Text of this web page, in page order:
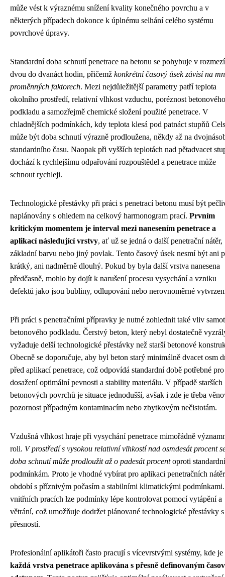
může vést k výraznému snížení kvality konečného povrchu a v
některých případech dokonce k úplnému selhání celého systému
povrchové úpravy.
Standardní doba schnutí penetrace na betonu se pohybuje v
dvou do dvanáct hodin, přičemž konkrétní časový úsek závisí na
proměnných faktorech. Mezi nejdůležitější parametry patří teplota
okolního prostředí, relativní vlhkost vzduchu, poréznost betonového
podkladu a samozřejmě chemické složení použité penetrace. V
chladnějších podmínkách, kdy teplota klesá pod patnáct stupňů
může být doba schnutí výrazně prodloužena, někdy až na
standardního času. Naopak při vyšších teplotách nad pětadvacet
dochází k rychlejšímu odpařování rozpouštědel a penetrace může
schnout rychleji.
Technologické přestávky při práci s penetrací betonu musí být
naplánovány s ohledem na celkový harmonogram prací. Prvním
kritickým momentem je interval mezi nanesením penetrace a
aplikací následující vrstvy, ať už se jedná o další penetrační nátěr,
základní barvu nebo jiný povlak. Tento časový úsek nesmí být ani
krátký, ani nadměrně dlouhý. Pokud by byla další vrstva nanesena
předčasně, mohlo by dojít k narušení procesu vysychání a vzniku
defektů jako jsou bubliny, odlupování nebo nerovnoměrné
Při práci s penetračními přípravky je nutné zohlednit také vliv
betonového podkladu. Čerstvý beton, který nebyl dostatečně
vyžaduje delší technologické přestávky než starší betonové
Obecně se doporučuje, aby byl beton starý minimálně dvacet osm
před aplikací penetrace, což odpovídá standardní době potřebné pro
dosažení optimální pevnosti a stability materiálu. V případě starších
betonových povrchů je situace jednodušší, avšak i zde je třeba
pozornost případným kontaminacím nebo zbytkovým nečistotám.
Vzdušná vlhkost hraje při vysychání penetrace mimořádně
roli. V prostředí s vysokou relativní vlhkostí nad osmdesát procent
doba schnutí může prodloužit až o padesát procentoproti
podmínkám. Proto je vhodné vybírat pro aplikaci penetračních
období s příznivým počasím a stabilními klimatickými
vnitřních pracích lze podmínky lépe kontrolovat pomocí vytápění a
větrání, což umožňuje dodržet plánované technologické přestávky
přesností.
Profesionální aplikátoři často pracují s vícevrstvými systémy, kde je
každá vrstva penetrace aplikována s přesně definovaným